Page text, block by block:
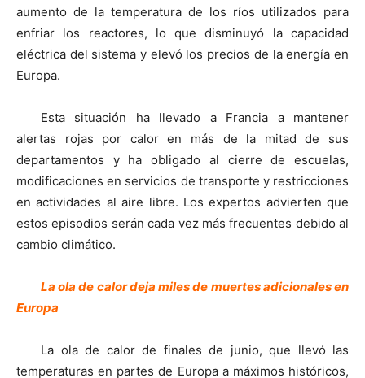
aumento de la temperatura de los ríos utilizados para
enfriar los reactores, lo que disminuyó la capacidad
eléctrica del sistema y elevó los precios de la energía en
Europa.
Esta situación ha llevado a Francia a mantener
alertas rojas por calor en más de la mitad de sus
departamentos y ha obligado al cierre de escuelas,
modificaciones en servicios de transporte y restricciones
en actividades al aire libre. Los expertos advierten que
estos episodios serán cada vez más frecuentes debido al
cambio climático.
La ola de calor deja miles de muertes adicionales en
Europa
La ola de calor de finales de junio, que llevó las
temperaturas en partes de Europa a máximos históricos,